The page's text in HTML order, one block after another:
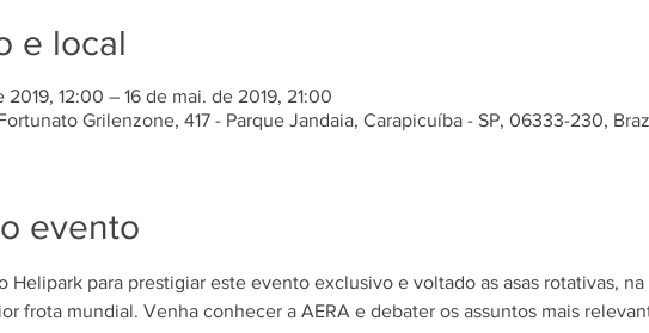
e local
2019, 12:00 – 16 de mai. de 2019, 21:00
Grilenzone, 417 - Parque Jandaia, Carapicuíba - SP, 06333-230,
evento
Helipark para prestigiar este evento exclusivo e voltado as asas rotativas,
frota mundial. Venha conhecer a AERA e debater os assuntos mais